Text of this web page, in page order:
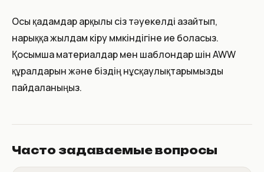
Осы қадамдар арқылы сіз тәуекелді азайтып,
нарыққа жылдам кіру мүмкіндігіне ие боласыз.
Қосымша материалдар мен шаблондар үшін AWW
құралдарын және біздің нұсқаулықтарымызды
пайдаланыңыз.
Часто задаваемые вопросы